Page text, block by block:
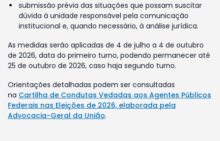
submissão prévia das situações que possam suscitar
dúvida à unidade responsável pela comunicação
institucional e, quando necessário, à análise jurídica.
As medidas serão aplicadas de 4 de julho a 4 de outubro
de 2026, data do primeiro turno, podendo permanecer até
25 de outubro de 2026, caso haja segundo turno.
Orientações detalhadas podem ser consultadas
na Cartilha de Condutas Vedadas aos Agentes Públicos
Federais nas Eleições de 2026, elaborada pela
Advocacia-Geral da União.